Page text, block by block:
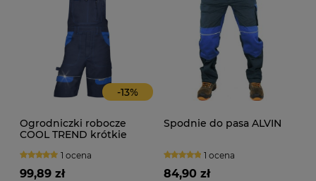
-13%
Ogrodniczki robocze
COOL TREND krótkie
1 ocena
99,89 zł
Spodnie do pasa ALVIN
1 ocena
84,90 zł